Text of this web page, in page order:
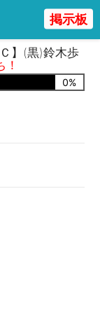
掲示板
】(黒)鈴木歩
0%